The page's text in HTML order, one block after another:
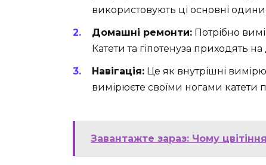
використовують ці основні
Домашні ремонти: Потрібно
Катети та гіпотенуза приходять
Навігація: Це як внутрішні
вимірюєте своїми ногами катети
Завантажте зараз: Чому